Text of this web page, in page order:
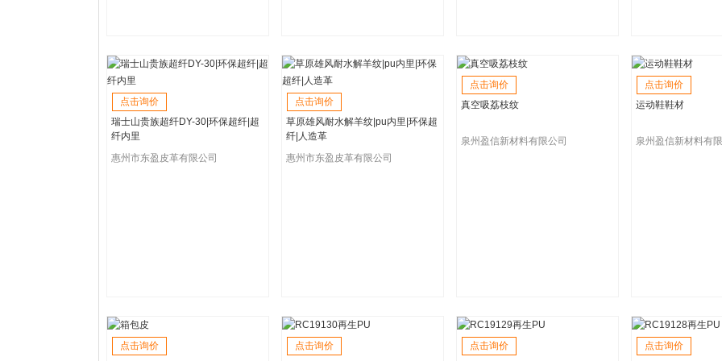
点击询价
瑞士山贵族超纤DY-30|环保超纤|超
纤内里
惠州市东盈皮革有限公司
点击询价
草原雄风耐水解羊纹|pu内里|环保超
纤|人造革
惠州市东盈皮革有限公司
点击询价
真空吸荔枝纹
泉州盈信新材料有限公司
点击询价
运动鞋鞋材
泉州盈信新材料有
点击询价
点击询价
点击询价
点击询价